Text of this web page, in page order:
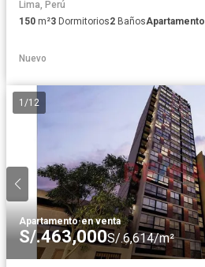
Lima, Perú
150 m²3 Dormitorios2 BañosApartamento
Nuevo
1 /12
Apartamento·en venta
S/.463,000S/.6,614/m²